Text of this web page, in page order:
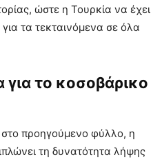
ώστε η Τουρκία να έχει
τα τεκταινόμενα σε όλα
το κοσοβάρικο
προηγούμενο φύλλο, η
τη δυνατότητα λήψης